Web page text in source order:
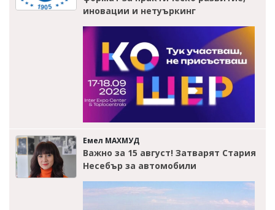
иновации и нетуъркинг
Емел МАХМУД
Важно за 15 август! Затварят Стария
Несебър за автомобили